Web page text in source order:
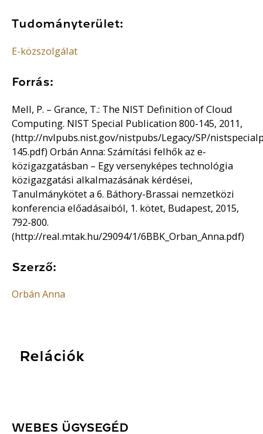
Tudományterület:
E-közszolgálat
Forrás:
Mell, P. – Grance, T.: The NIST Definition of Cloud
Computing. NIST Special Publication 800-145, 2011,
(http://nvlpubs.nist.gov/nistpubs/Legacy/SP/
145.pdf) Orbán Anna: Számítási felhők az e-
közigazgatásban – Egy versenyképes technológia
közigazgatási alkalmazásának kérdései,
Tanulmánykötet a 6. Báthory-Brassai nemzetközi
konferencia előadásaiból, 1. kötet, Budapest, 2015,
792-800.
(http://real.mtak.hu/29094/1/6BBK_Orban_Anna.pdf)
Szerző:
Orbán Anna
Relációk
WEBES ÜGYSEGÉD